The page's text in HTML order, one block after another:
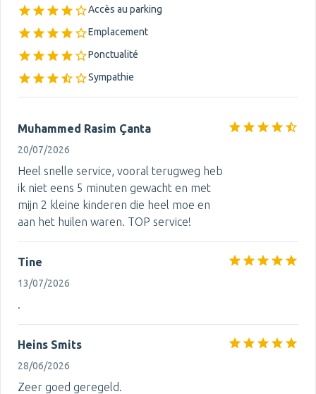
Accès au parking
Emplacement
Ponctualité
Sympathie
Muhammed Rasim Çanta
20/07/2026
Heel snelle service, vooral terugweg heb
ik niet eens 5 minuten gewacht en met
mijn 2 kleine kinderen die heel moe en
aan het huilen waren. TOP service!
Tine
13/07/2026
.
Heins Smits
28/06/2026
Zeer goed geregeld.